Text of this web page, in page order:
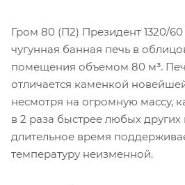
Гром 80 (П2) Президент 1320/
чугунная банная печь в
помещения объемом 80 м³.
отличается каменкой
несмотря на огромную массу,
в 2 раза быстрее любых
длительное время
температуру неизменной.